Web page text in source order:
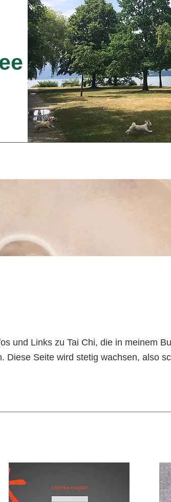
und Links zu Tai Chi, die in meinem
Diese Seite wird stetig wachsen, also